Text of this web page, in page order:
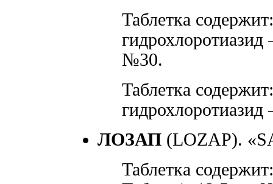
Таблетка
№30.
Таблетка
ЛОЗАП (LOZAP).
Таблетка